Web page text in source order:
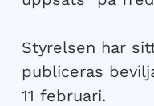
Styrelsen har
publiceras
11 februari.